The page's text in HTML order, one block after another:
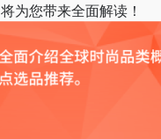
将为您带来全面解读！